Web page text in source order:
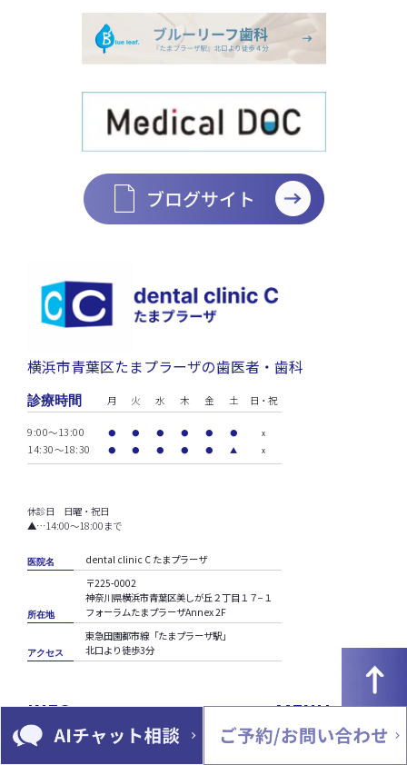
横浜市青葉区たまプラーザの歯医者・歯科
診療時間 月 火 水 木 金 土 日・祝
9:00～13:00 ● ● ● ● ● ● x
14:30～18:30 ● ● ● ● ● ▲ x
休診日 日曜・祝日
▲…14:00〜18:00まで
医院名 dental clinic C たまプラーザ
所在地
〒225-0002
神奈川県横浜市青葉区美しが丘２丁目１７−１
フォーラムたまプラーザAnnex 2F
アクセス
東急田園都市線「たまプラーザ駅」
北口より徒歩3分
INFO
>HOME
MENU
>予防治療